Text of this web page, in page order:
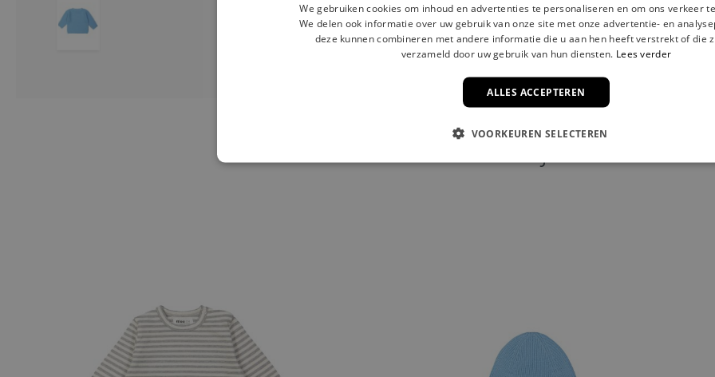
We gebruiken cookies om inhoud en advertenties te personaliseren en om ons verkeer
We delen ook informatie over uw gebruik van onze site met onze advertentie- en
deze kunnen combineren met andere informatie die u aan hen heeft verstrekt of die
verzameld door uw gebruik van hun diensten. Lees verder
ALLES ACCEPTEREN
VOORKEUREN SELECTEREN